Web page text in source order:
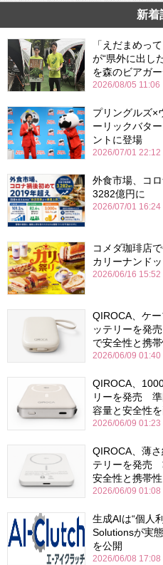
新着
「えだまめっ
が“県外に出し
を森のビアガ
2026/08/05 11:06
プリングルズ×
ーリックバタ
ントに登場
2026/07/01 22:12
外食市場、コ
3282億円に
2026/07/01 16:24
コメダ珈琲店
カリーナンド
2026/06/16 15:52
QIROCA、ケ
ッテリーを発
で安全性と携
2026/06/09 01:40
QIROCA、
リーを発売 準
容量と安全性
2026/06/09 01:23
QIROCA、薄
テリーを発売
安全性と携帯
2026/06/09 01:08
生成AIは“個人
Solutionsが実
を公開
2026/06/08 17:08